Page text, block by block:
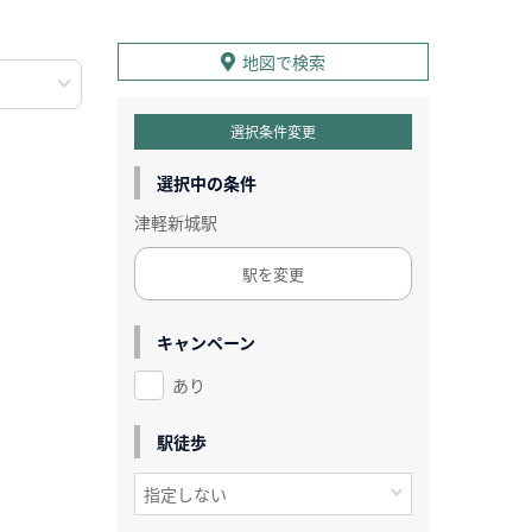
地図で検索
選択条件変更
選択中の条件
津軽新城駅
駅を変更
キャンペーン
あり
駅徒歩